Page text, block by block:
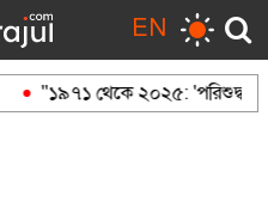
EN
"১৯৭১ থেকে ২০২৫: 'পরিশুদ্ধ'